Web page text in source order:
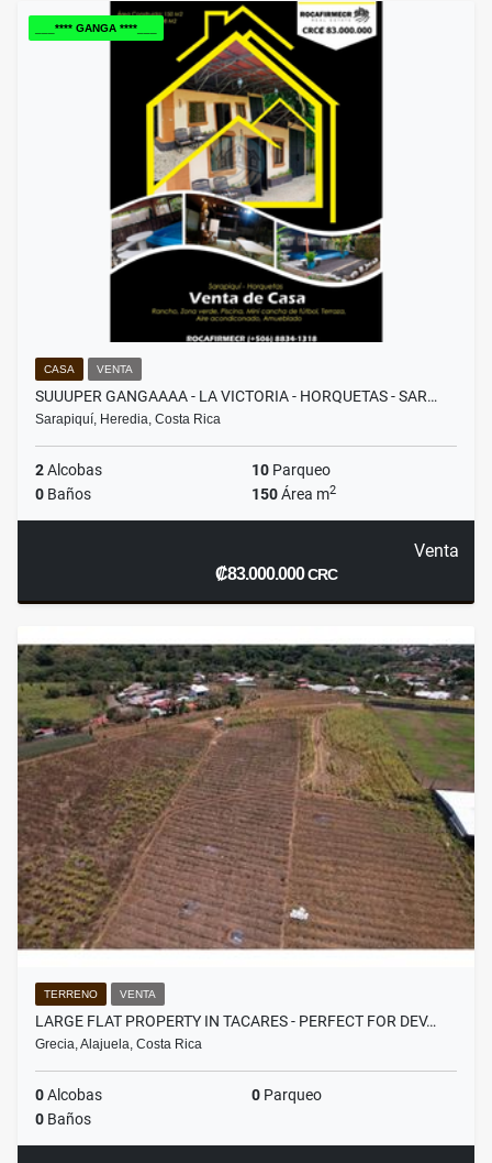
___**** GANGA ****___
CASA VENTA
SUUUPER GANGAAAA - LA VICTORIA - HORQUETAS - SAR…
Sarapiquí, Heredia, Costa Rica
2Alcobas 10 Parqueo
0 Baños 150Área m2
Venta
₡83.000.000CRC
TERRENO VENTA
LARGE FLAT PROPERTY IN TACARES - PERFECT FOR DEV…
Grecia, Alajuela, Costa Rica
0Alcobas 0 Parqueo
0 Baños